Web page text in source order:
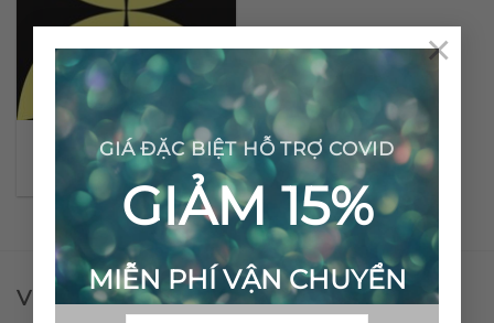
GIÁ ĐẶC BIỆT HỖ TRỢ COVID
GIẢM 15%
MIỄN PHÍ VẬN CHUYỂN
×
Gạch bông cổ điển CTS
7.1
VPĐD - CTY TNHH GẠCH BÔNG VIỆT NAM